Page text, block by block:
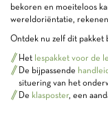
bekoren en moeiteloos
wereldoriëntatie,
Ontdek nu zelf dit pakket
Het lespakket voor de
De bijpassende
situering van het
De klasposter, een